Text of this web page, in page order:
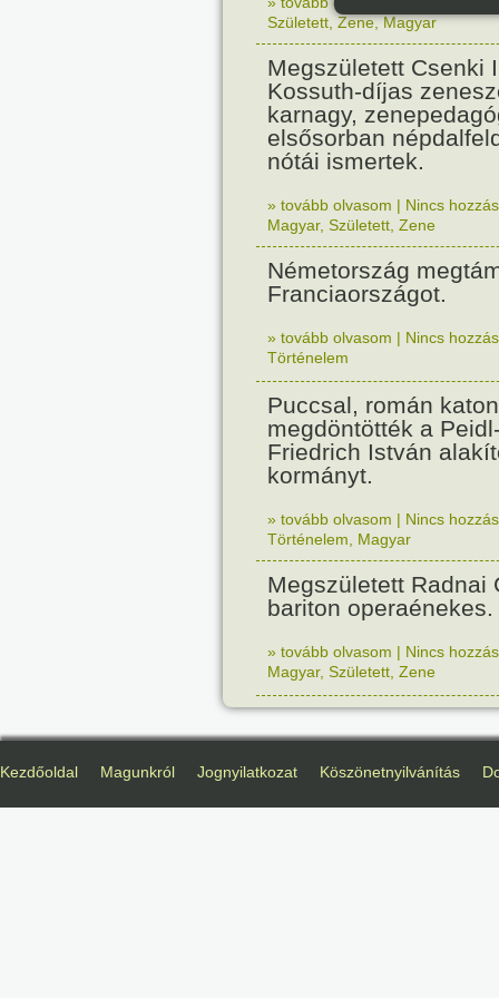
Született ,Zene,Magyar
Megszületett Csenki
Kossuth-díjas
karnagy,
elsősorban
nótái ismertek.
» tovább olvasom | Nincs
Magyar, Született Zene
Németország
Franciaországot.
» tovább olvasom | Nincs
Történelem
Puccsal, román
megdöntötték a
Friedrich István
kormányt.
» tovább olvasom | Nincs
Történelem
Magyar
Megszületett Radnai
bariton operaénekes.
» tovább olvasom | Nincs
Magyar, Született Zene
Kezdőoldal Magunkról Jognyilatkozat Köszönetnyilvánítás